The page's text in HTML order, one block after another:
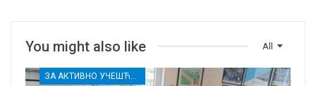
All
You might also like
ЗА АКТИВНО УЧЕШЋЕ МЛАДИХ РАСИНСКОГ ОКРУГА